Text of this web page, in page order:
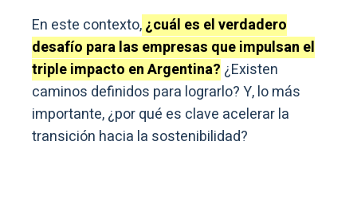
En este contexto,¿cuál es el verdadero
desafío para las empresas que impulsan el
triple impacto en Argentina? ¿Existen
caminos definidos para lograrlo? Y, lo más
importante, ¿por qué es clave acelerar la
transición hacia la sostenibilidad?